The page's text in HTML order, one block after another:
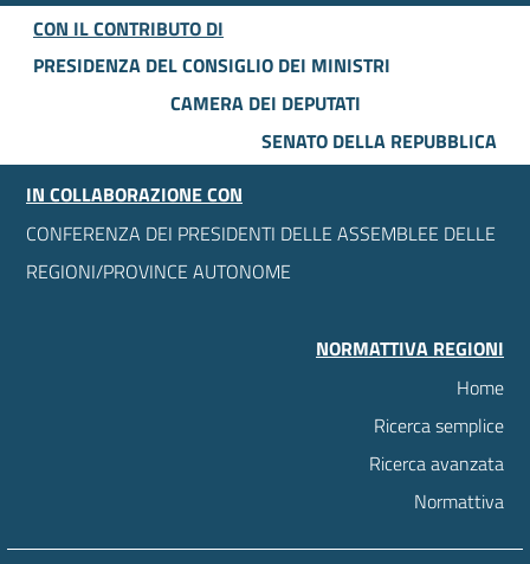
CON IL CONTRIBUTO DI
PRESIDENZA DEL CONSIGLIO DEI MINISTRI
CAMERA DEI DEPUTATI
SENATO DELLA REPUBBLICA
IN COLLABORAZIONE CON
CONFERENZA DEI PRESIDENTI DELLE ASSEMBLEE DELLE
REGIONI/PROVINCE AUTONOME
NORMATTIVA REGIONI
Home
Ricerca semplice
Ricerca avanzata
Normattiva